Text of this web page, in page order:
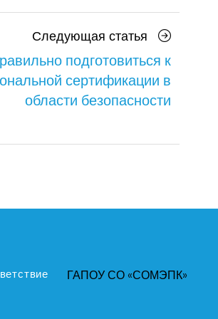
Следующая статья
статья
подготовиться к
сертификации в
области безопасности
ГАПОУ СО «СОМЭПК»